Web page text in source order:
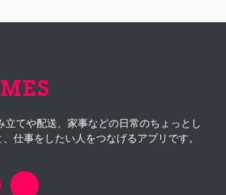
てや配送、家事などの日常のちょっとし
仕事をしたい人をつなげるアプリです。